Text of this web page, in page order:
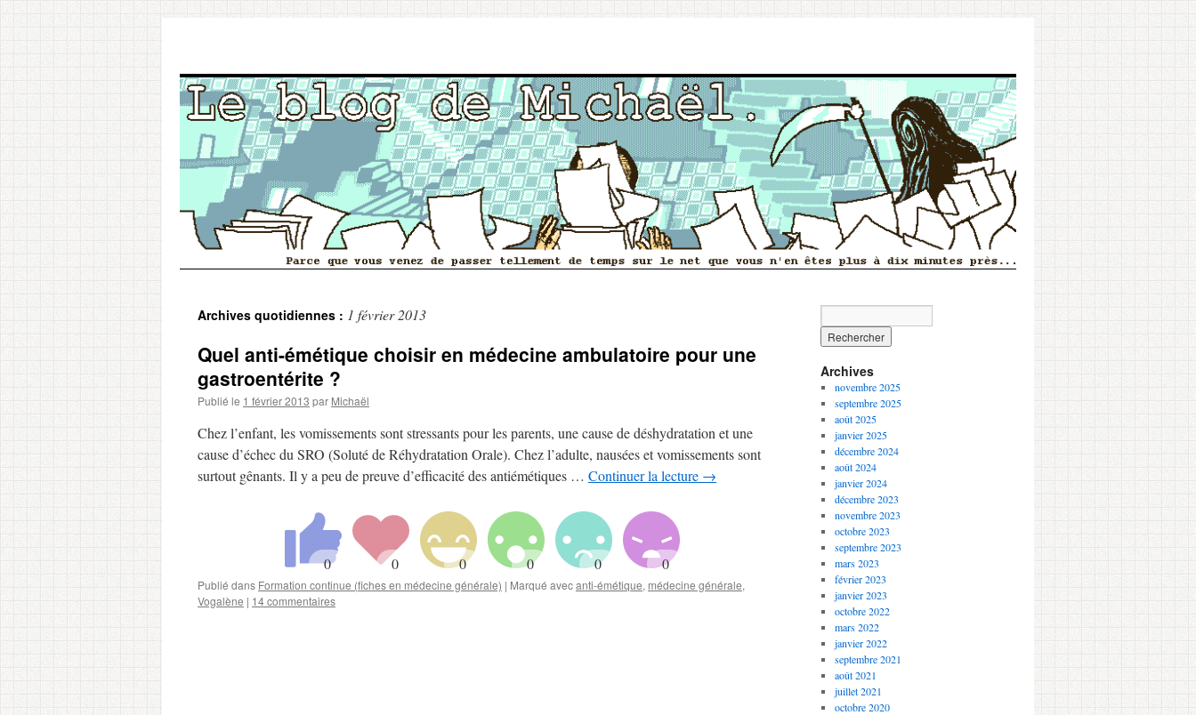
contenu
Archives quotidiennes : 1 février 2013
Quel anti-émétique choisir en médecine ambulatoire pour une
gastroentérite ?
Publié le 1 février 2013 par Michaël
Chez l’enfant, les vomissements sont stressants pour les parents, une cause de déshydratation et une
cause d’échec du SRO (Soluté de Réhydratation Orale). Chez l’adulte, nausées et vomissements sont
surtout gênants. Il y a peu de preuve d’efficacité des antiémétiques … Continuer la lecture →
Publié dans Formation continue (fiches en médecine générale) | Marqué avecanti-émétique, médecine générale,
Vogalène | 14 commentaires
Archives
novembre 2025
septembre 2025
août 2025
janvier 2025
décembre 2024
août 2024
janvier 2024
décembre 2023
novembre 2023
octobre 2023
septembre 2023
mars 2023
février 2023
janvier 2023
octobre 2022
mars 2022
janvier 2022
septembre 2021
août 2021
juillet 2021
octobre 2020